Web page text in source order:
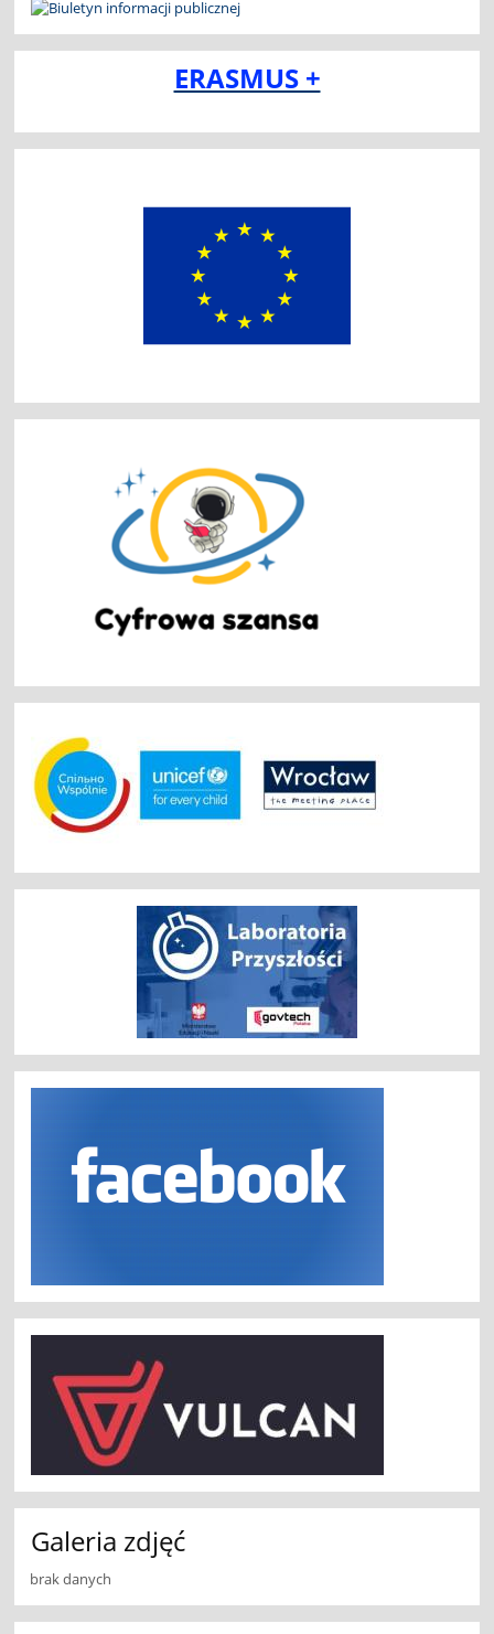
ERASMUS +
Galeria zdjęć
brak danych